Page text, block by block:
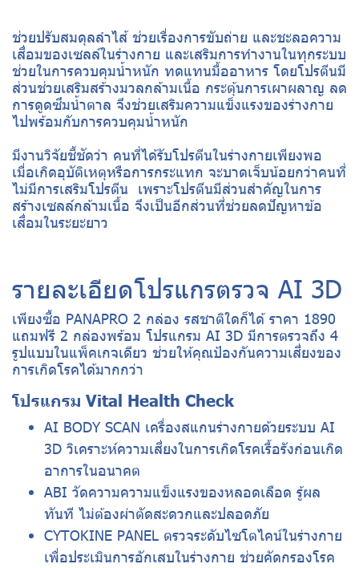
ช่วยปรับสมดุลลำไส้ ช่วยเรื่องการขับถ่าย และชะลอความ
เสื่อมของเซลล์ในร่างกาย และเสริมการทำงานในทุกระบบ
ช่วยในการควบคุมน้ำหนัก ทดแทนมื้ออาหาร โดยโปรตีนมี
ส่วนช่วยเสริมสร้างมวลกล้ามเนื้อ กระตุ้นการเผาผลาญ ลด
การดูดซึมน้ำตาล จึงช่วยเสริมความแข็งแรงของร่างกาย
ไปพร้อมกับการควบคุมน้ำหนัก
มีงานวิจัยชี้ชัดว่า คนที่ได้รับโปรตีนในร่างกายเพียงพอ
เมื่อเกิดอุบัติเหตุหรือการกระแทก จะบาดเจ็บน้อยกว่าคนที่
ไม่มีการเสริมโปรตีน เพราะโปรตีนมีส่วนสำคัญในการ
สร้างเซลล์กล้ามเนื้อ จึงเป็นอีกส่วนที่ช่วยลดปัญหาข้อ
เสื่อมในระยะยาว
รายละเอียดโปรแกรตรวจ AI 3D
เพียงซื้อ PANAPRO 2 กล่อง รสชาติใดก็ได้ ราคา 1890
แถมฟรี 2 กล่องพร้อม โปรแกรม AI 3D มีการตรวจถึง 4
รูปแบบในแพ็คเกจเดียว ช่วยให้คุณป้องกันความเสี่ยงของ
การเกิดโรคได้มากกว่า
โปรแกรม Vital Health Check
AI BODY SCAN เครื่องสแกนร่างกายด้วยระบบ AI
3D วิเคราะห์ความเสี่ยงในการเกิดโรคเรื้อรังก่อนเกิด
อาการในอนาคต
ABI วัดความความแข็งแรงของหลอดเลือด รู้ผล
ทันที ไม่ต้องผ่าตัดสะดวกและปลอดภัย
CYTOKINE PANEL ตรวจระดับไซโตไคน์ในร่างกาย
เพื่อประเมินการอักเสบในร่างกาย ช่วยคัดกรองโรค